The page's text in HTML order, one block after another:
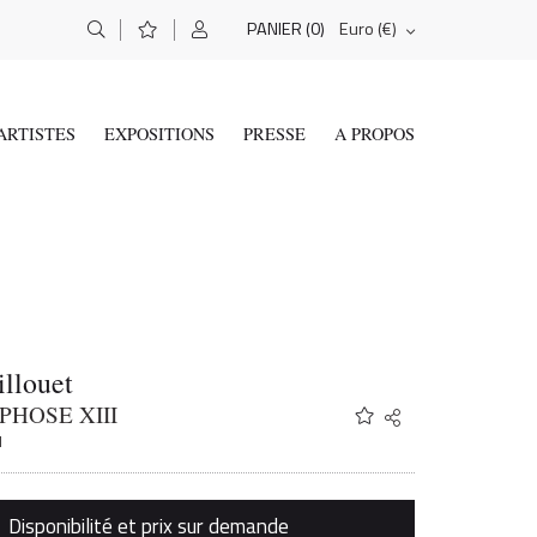
PANIER(0) Euro (€)
EXPOSITIONS PRESSE A PROPOS
XIII Share
Twitter
Disponibilité et prix sur demande